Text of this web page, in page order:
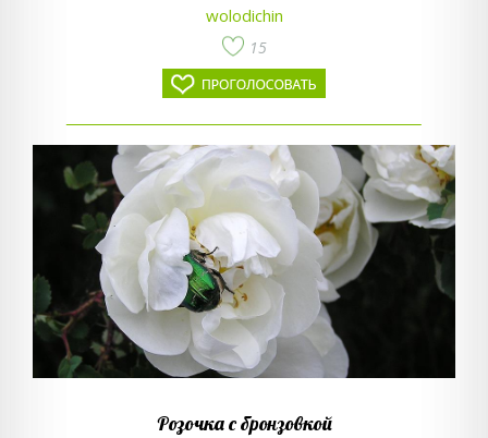
wolodichin
15
Розочка с бронзовкой